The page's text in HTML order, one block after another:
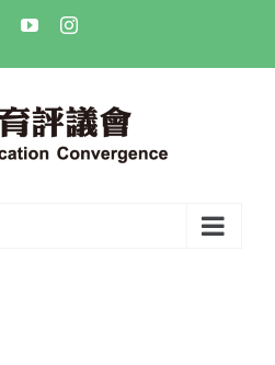
FacebookYouTubeInstagram